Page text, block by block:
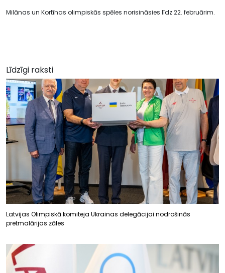
Milānas un Kortīnas olimpiskās spēles norisināsies līdz 22. februārim.
Līdzīgi raksti
Latvijas Olimpiskā komiteja Ukrainas delegācijai nodrošinās
pretmalārijas zāles